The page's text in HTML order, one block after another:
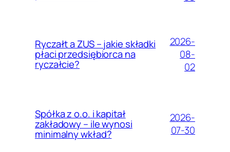
Ryczałt a ZUS – jakie składki
płaci przedsiębiorca na
ryczałcie?
2026-
08-
02
Spółka z o.o. i kapitał
zakładowy – ile wynosi
minimalny wkład?
2026-
07-30